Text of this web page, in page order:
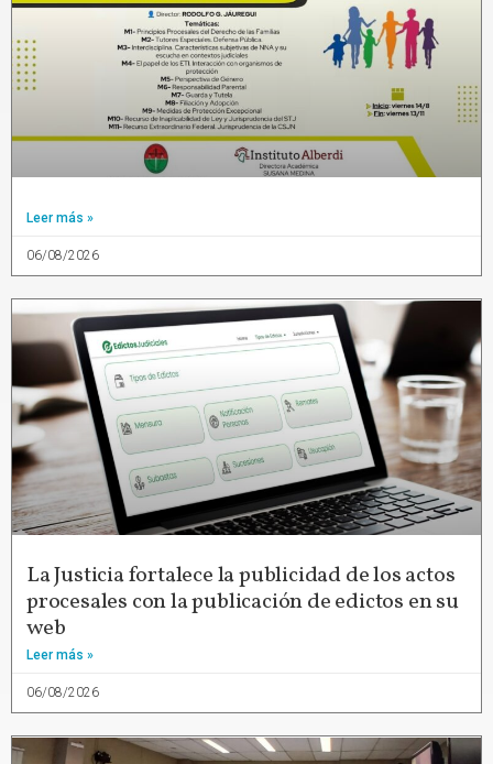
Leer más »
06/08/2026
La Justicia fortalece la publicidad de los actos
procesales con la publicación de edictos en su
web
Leer más »
06/08/2026